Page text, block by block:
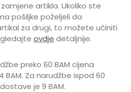
POMOĆ PRI KUPOVINI
Za više informacija,
pomoć i porudžbine
+387 656-72209
Pon-Subota: 09:00-
15:00h
artikla. Ukoliko ste
pošiljke poželjeli da
za drugi, to možete učiniti
ovdje detaljnije.
preko 60 BAM cijena
BAM. Za narudžbe ispod 60
je 9 BAM.